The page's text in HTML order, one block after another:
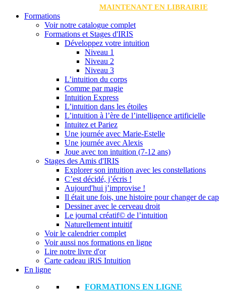
MAINTENANT EN LIBRAIRIE
Formations
Voir notre catalogue complet
Formations et Stages d'IRIS
Développez votre intuition
Niveau 1
Niveau 2
Niveau 3
L’intuition du corps
Comme par magie
Intuition Express
L’intuition dans les étoiles
L’intuition à l’ère de l’intelligence artificielle
Intuitez et Pariez
Une journée avec Marie-Estelle
Une journée avec Alexis
Joue avec ton intuition (7-12 ans)
Stages des Amis d'IRIS
Explorer son intuition avec les constellations
C’est décidé, j’écris !
Aujourd'hui j’improvise !
Il était une fois, une histoire pour changer de cap
Dessiner avec le cerveau droit
Le journal créatif© de l’intuition
Naturellement intuitif
Voir le calendrier complet
Voir aussi nos formations en ligne
Lire notre livre d'or
Carte cadeau iRiS Intuition
En ligne
FORMATIONS EN LIGNE